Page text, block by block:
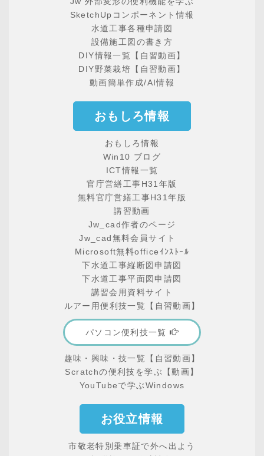
SketchUpコンポーネント情報
水道工事各種申請図
設備施工図の書き方
DIY情報一覧【自習動画】
DIY野菜栽培【自習動画】
動画簡単作成/AI情報
おもしろ情報
おもしろ情報
Win10 ブログ
ICT情報一覧
官庁営繕工事H31年版
無料官庁営繕工事H31年版
講習動画
Jw_cad作者のページ
Jw_cad無料会員サイト
Microsoft無料officeｲﾝｽﾄｰﾙ
下水道工事縦断図申請図
下水道工事平面図申請図
講習会用資料サイト
ルアー用便利技一覧【自習動画】
パソコン便利技一覧
趣味・興味・技一覧【自習動画】
Scratchの便利技を学ぶ【動画】
YouTubeで学ぶWindows
お役立情報
市敬老特別乗車証で外へ出よう